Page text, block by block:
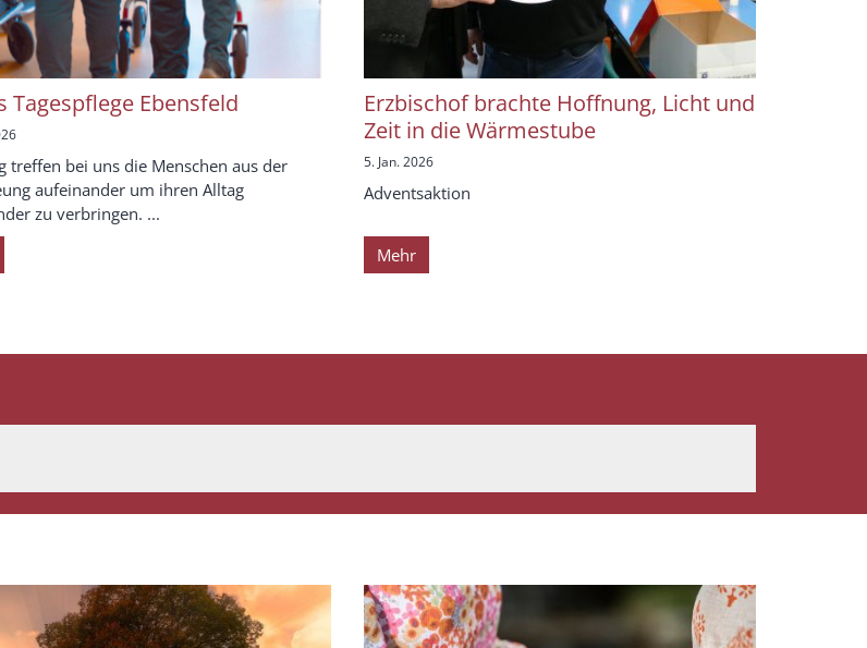
Tagespflege Ebensfeld
treffen bei uns die Menschen aus der
aufeinander um ihren Alltag
zu verbringen. ...
Erzbischof brachte Hoffnung, Licht und
Zeit in die Wärmestube
5. Jan. 2026
Adventsaktion
Mehr